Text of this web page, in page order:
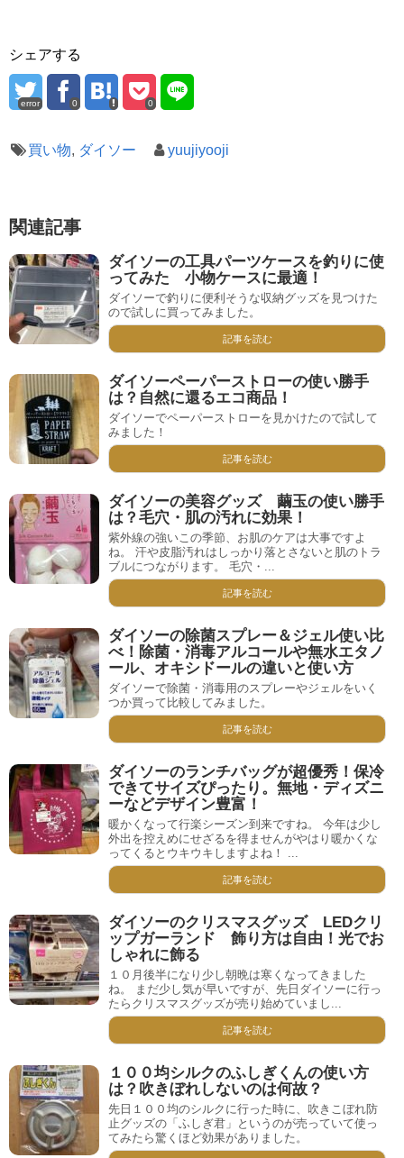
シェアする
error 0 0
買い物, ダイソー yuujiyooji
関連記事
ダイソーの工具パーツケースを釣りに使
ってみた 小物ケースに最適！
ダイソーで釣りに便利そうな収納グッズを見つけた
ので試しに買ってみました。
記事を読む
ダイソーペーパーストローの使い勝手
は？自然に還るエコ商品！
ダイソーでペーパーストローを見かけたので試して
みました！
記事を読む
ダイソーの美容グッズ 繭玉の使い勝手
は？毛穴・肌の汚れに効果！
紫外線の強いこの季節、お肌のケアは大事ですよ
ね。 汗や皮脂汚れはしっかり落とさないと肌のトラ
ブルにつながります。 毛穴・...
記事を読む
ダイソーの除菌スプレー＆ジェル使い比
べ！除菌・消毒アルコールや無水エタノ
ール、オキシドールの違いと使い方
ダイソーで除菌・消毒用のスプレーやジェルをいく
つか買って比較してみました。
記事を読む
ダイソーのランチバッグが超優秀！保冷
できてサイズぴったり。無地・ディズニ
ーなどデザイン豊富！
暖かくなって行楽シーズン到来ですね。 今年は少し
外出を控えめにせざるを得ませんがやはり暖かくな
ってくるとウキウキしますよね！ ...
記事を読む
ダイソーのクリスマスグッズ LEDクリ
ップガーランド 飾り方は自由！光でお
しゃれに飾る
１０月後半になり少し朝晩は寒くなってきました
ね。 まだ少し気が早いですが、先日ダイソーに行っ
たらクリスマスグッズが売り始めていまし...
記事を読む
１００均シルクのふしぎくんの使い方
は？吹きぼれしないのは何故？
先日１００均のシルクに行った時に、吹きこぼれ防
止グッズの「ふしぎ君」というのが売っていて使っ
てみたら驚くほど効果がありました。